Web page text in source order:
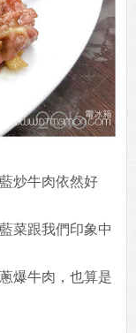
炒牛肉依然好
菜跟我們印象中
爆牛肉，也算是